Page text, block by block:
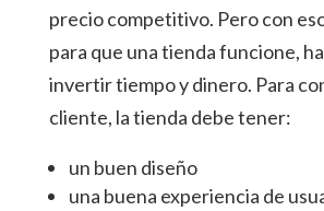
precio competitivo. Pero con
para que una tienda funcione,
invertir tiempo y dinero. Para
cliente, la tienda debe tener:
un buen diseño
una buena experiencia de